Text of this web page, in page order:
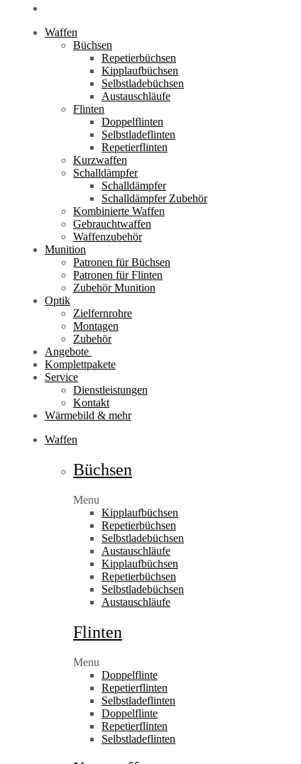
Waffen
Büchsen
Repetierbüchsen
Kipplaufbüchsen
Selbstladebüchsen
Austauschläufe
Flinten
Doppelflinten
Selbstladeflinten
Repetierflinten
Kurzwaffen
Schalldämpfer
Schalldämpfer
Schalldämpfer Zubehör
Kombinierte Waffen
Gebrauchtwaffen
Waffenzubehör
Munition
Patronen für Büchsen
Patronen für Flinten
Zubehör Munition
Optik
Zielfernrohre
Montagen
Zubehör
Angebote
Komplettpakete
Service
Dienstleistungen
Kontakt
Wärmebild & mehr
Waffen
Büchsen
Menu
Kipplaufbüchsen
Repetierbüchsen
Selbstladebüchsen
Austauschläufe
Kipplaufbüchsen
Repetierbüchsen
Selbstladebüchsen
Austauschläufe
Flinten
Menu
Doppelflinte
Repetierflinten
Selbstladeflinten
Doppelflinte
Repetierflinten
Selbstladeflinten